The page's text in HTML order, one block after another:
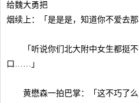
给魏大勇把
烟续上：「是是是，知道你不爱去
「听说你们北大附中女生都挺不
口……」
黄懋森一拍巴掌：「这不巧了么